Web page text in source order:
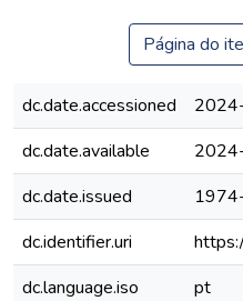
Página do
dc.date.accessioned
dc.date.available
dc.date.issued
dc.identifier.uri
dc.language.iso
pt